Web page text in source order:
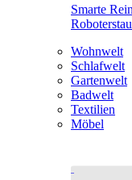
Smarte
Wohnwelt
Schlafwelt
Gartenwelt
Badwelt
Textilien
Möbel